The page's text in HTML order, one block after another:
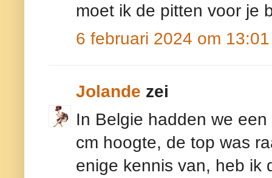
moet ik de pitten voor je
6 februari 2024 om 13:01
Jolande zei
In Belgie hadden we
cm hoogte, de top was
enige kennis van, heb ik